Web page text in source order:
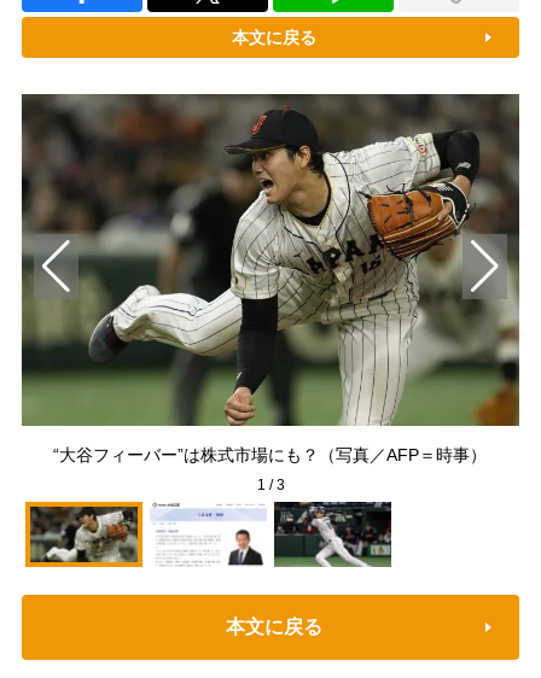
本文に戻る
“大谷フィーバー”は株式市場にも？（写真／AFP＝時事）
1 /3
本文に戻る